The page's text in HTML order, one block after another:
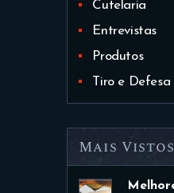
Cutelaria
Entrevistas
Produtos
Tiro e Defesa
Mais Vistos